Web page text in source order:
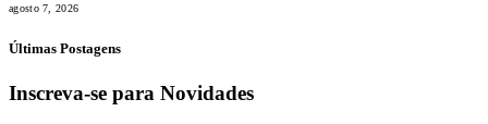
agosto 7, 2026
Últimas Postagens
Inscreva-se para Novidades